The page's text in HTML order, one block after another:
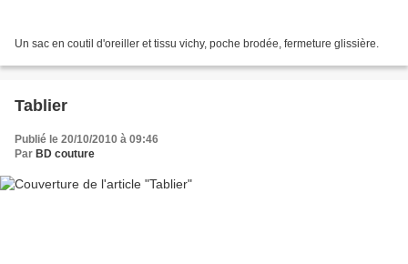
Un sac en coutil d'oreiller et tissu vichy, poche brodée, fermeture glissière.
Tablier
Publié le 20/10/2010 à 09:46
Par BD couture